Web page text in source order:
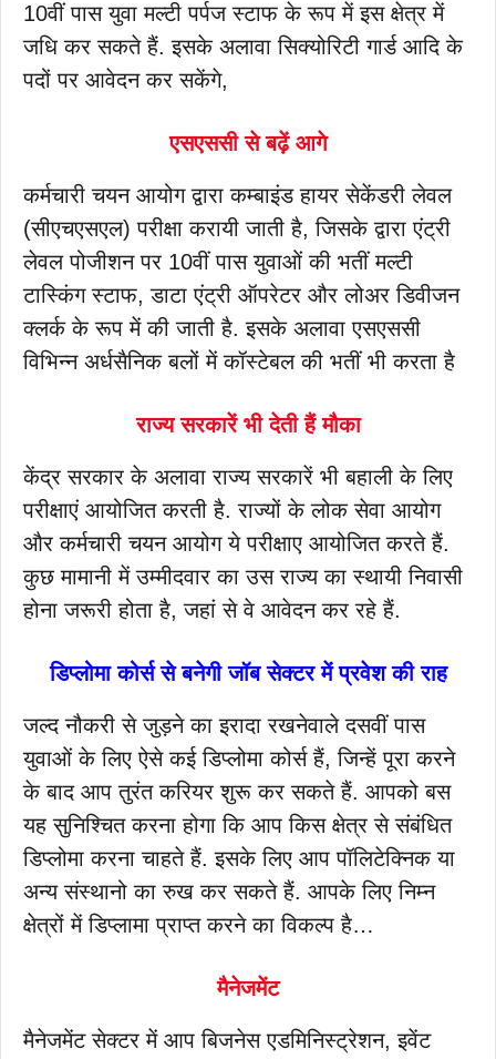
10वीं पास युवा मल्टी पर्पज स्टाफ के रूप में इस क्षेत्र में
जधि कर सकते हैं. इसके अलावा सिक्योरिटी गार्ड आदि के
पदों पर आवेदन कर सकेंगे,
एसएससी से बढ़ें आगे
कर्मचारी चयन आयोग द्वारा कम्बाइंड हायर सेकेंडरी लेवल
(सीएचएसएल) परीक्षा करायी जाती है, जिसके द्वारा एंट्री
लेवल पोजीशन पर 10वीं पास युवाओं की भतीं मल्टी
टास्किंग स्टाफ, डाटा एंट्री ऑपरेटर और लोअर डिवीजन
क्लर्क के रूप में की जाती है. इसके अलावा एसएससी
विभिन्न अर्धसैनिक बलों में कॉस्टेबल की भतीं भी करता है
राज्य सरकारें भी देती हैं मौका
केंद्र सरकार के अलावा राज्य सरकारें भी बहाली के लिए
परीक्षाएं आयोजित करती है. राज्यों के लोक सेवा आयोग
और कर्मचारी चयन आयोग ये परीक्षाए आयोजित करते हैं.
कुछ मामानी में उम्मीदवार का उस राज्य का स्थायी निवासी
होना जरूरी होता है, जहां से वे आवेदन कर रहे हैं.
डिप्लोमा कोर्स से बनेगी जॉब सेक्टर में प्रवेश की राह
जल्द नौकरी से जुड़ने का इरादा रखनेवाले दसवीं पास
युवाओं के लिए ऐसे कई डिप्लोमा कोर्स हैं, जिन्हें पूरा करने
के बाद आप तुरंत करियर शुरू कर सकते हैं. आपको बस
यह सुनिश्चित करना होगा कि आप किस क्षेत्र से संबंधित
डिप्लोमा करना चाहते हैं. इसके लिए आप पॉलिटेक्निक या
अन्य संस्थानो का रुख कर सकते हैं. आपके लिए निम्न
क्षेत्रों में डिप्लामा प्राप्त करने का विकल्प है…
मैनेजमेंट
मैनेजमेंट सेक्टर में आप बिजनेस एडमिनिस्ट्रेशन, इवेंट